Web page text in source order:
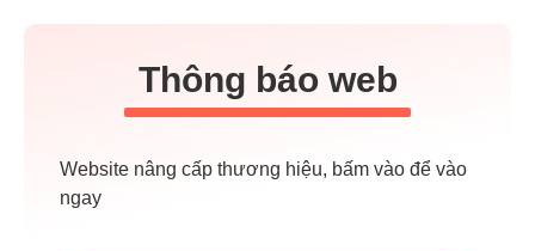
Thông báo web
Website nâng cấp thương hiệu, bấm vào để vào
ngay